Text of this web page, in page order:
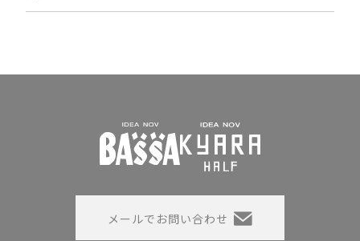
メールでお問い合わせ